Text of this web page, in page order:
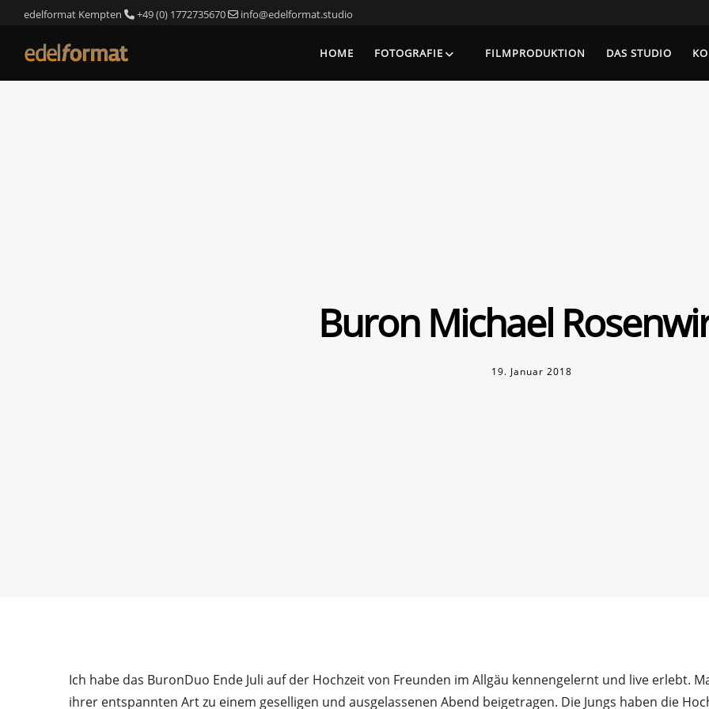
edelformat Kempten +49 (0) 1772735670 info@edelformat.studio
HOME FOTOGRAFIE FILMPRODUKTION DAS STUDIO
Buron Michael
19. Januar 2018
Ich habe das BuronDuo Ende Juli auf der Hochzeit von Freunden im Allgäu kennengelernt und live erlebt.
ihrer entspannten Art zu einem geselligen und ausgelassenen Abend beigetragen. Die Jungs haben die